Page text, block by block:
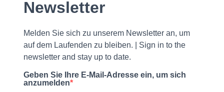
Newsletter
Melden Sie sich zu unserem Newsletter an, um
auf dem Laufenden zu bleiben. | Sign in to the
newsletter and stay up to date.
Geben Sie Ihre E-Mail-Adresse ein, um sich
anzumelden